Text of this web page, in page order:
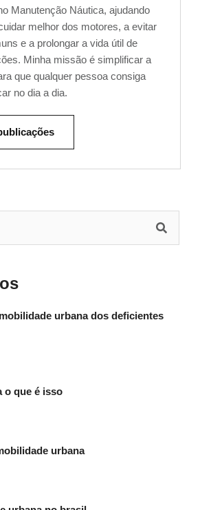
Manutenção Náutica, ajudando
melhor dos motores, a evitar
e a prolongar a vida útil de
Minha missão é simplificar a
que qualquer pessoa consiga
no dia a dia.
urbana dos deficientes
o que é isso
urbana